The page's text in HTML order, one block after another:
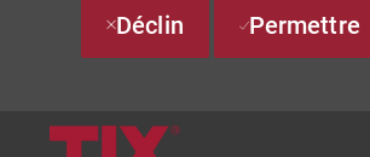
SKIP TO MAIN CONTENT
Déclin Permettre